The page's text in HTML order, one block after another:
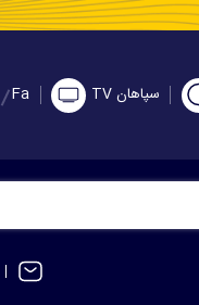
سپاهان TV Fa